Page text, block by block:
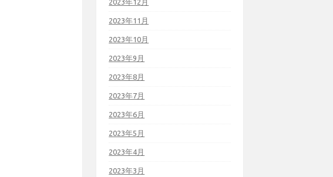
2023年11月
2023年10月
2023年9月
2023年8月
2023年7月
2023年6月
2023年5月
2023年4月
2023年3月